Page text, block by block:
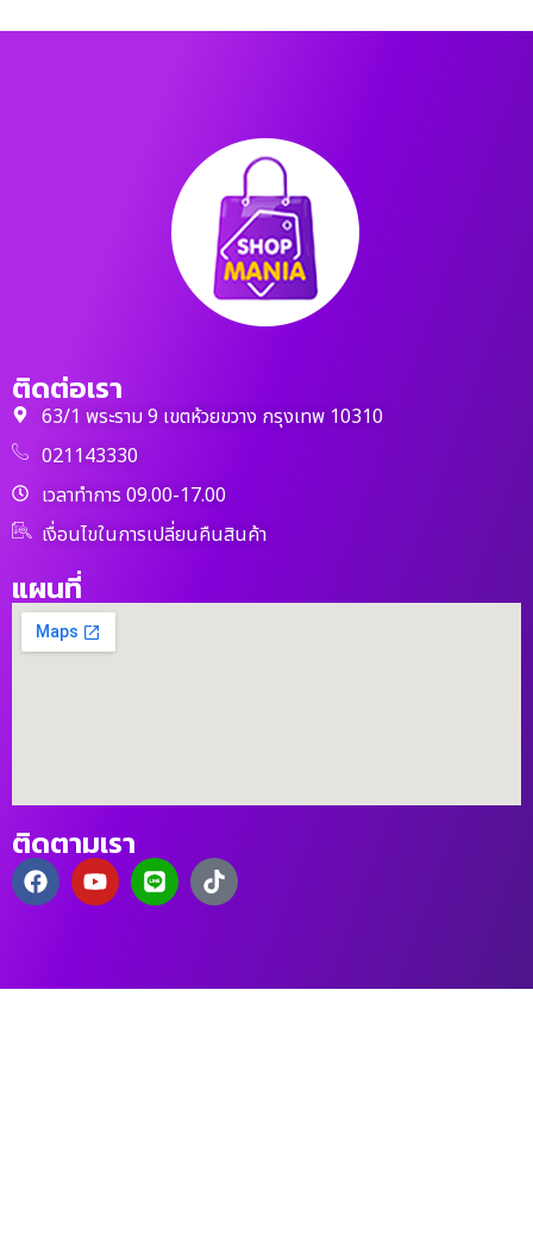
ติดต่อเรา
63/1 พระราม 9 เขตห้วยขวาง กรุงเทพ 10310
021143330
เวลาทำการ 09.00-17.00
เงื่อนไขในการเปลี่ยนคืนสินค้า
แผนที่
ติดตามเรา